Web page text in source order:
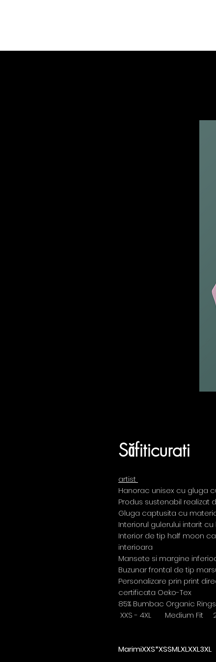
Săfiticurati
artist
Hanorac unisex cu gluga
Produs sustenabil realizat
Gluga captusita cu
Interiorul gulerului intarit
Interior de tip half moon
interioara
Mansete si margine
Buzunar frontal de tip
Personalizare prin print
certificata Oeko-Tex
85% Bumbac Organic
XXS - 4XL Medium Fit
MarimiXXS*XSSMLXLXXL3XL